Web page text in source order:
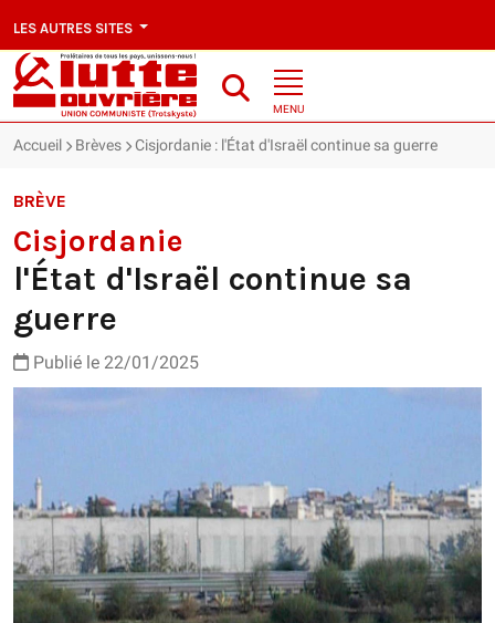
LES AUTRES SITES
MENU
Accueil Brèves Cisjordanie : l'État d'Israël continue sa guerre
BRÈVE
Cisjordanie
l'État d'Israël continue sa
guerre
Publié le 22/01/2025